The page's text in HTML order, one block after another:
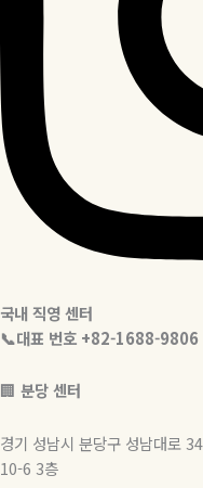
국내 직영 센터
📞대표 번호 +82-1688-9806
🏢 분당 센터
경기 성남시 분당구 성남대로
10-6 3층